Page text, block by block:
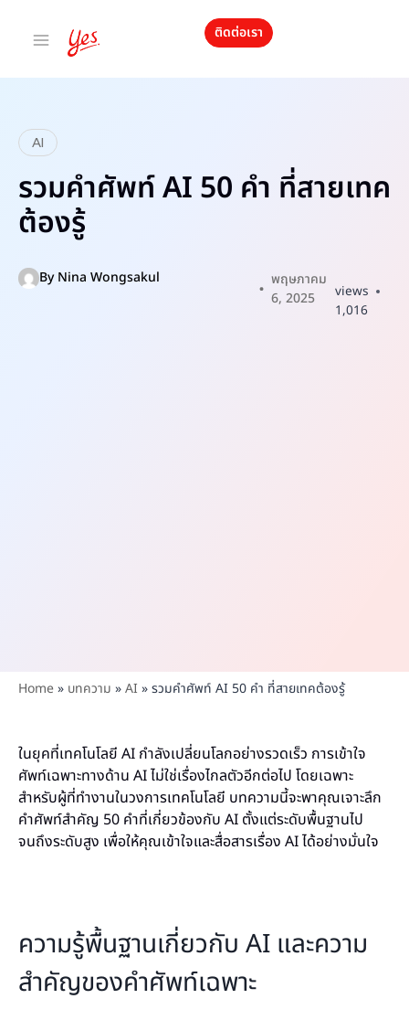
ติดต่อเรา
AI
รวมคำศัพท์ AI 50 คำ ที่สายเทค
ต้องรู้
ByNina Wongsakul
พฤษภาคม
6, 2025
views
1,016
Home» บทความ »AI »รวมคำศัพท์ AI 50 คำ ที่สายเทคต้องรู้
ในยุคที่เทคโนโลยี AI กำลังเปลี่ยนโลกอย่างรวดเร็ว การเข้าใจ
ศัพท์เฉพาะทางด้าน AI ไม่ใช่เรื่องไกลตัวอีกต่อไป โดยเฉพาะ
สำหรับผู้ที่ทำงานในวงการเทคโนโลยี บทความนี้จะพาคุณเจาะลึก
คำศัพท์สำคัญ 50 คำที่เกี่ยวข้องกับ AI ตั้งแต่ระดับพื้นฐานไป
จนถึงระดับสูง เพื่อให้คุณเข้าใจและสื่อสารเรื่อง AI ได้อย่างมั่นใจ
ความรู้พื้นฐานเกี่ยวกับ AI และความ
สำคัญของคำศัพท์เฉพาะ